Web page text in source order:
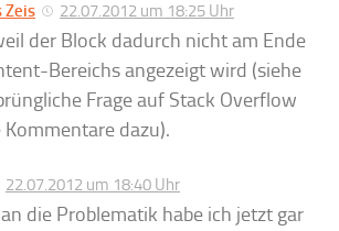
Zeis 22.07.2012 um 18:25 Uhr
der Block dadurch nicht am Ende
Bereichs angezeigt wird (siehe
Frage auf Stack Overflow
Kommentare dazu).
22.07.2012 um 18:40 Uhr
die Problematik habe ich jetzt gar